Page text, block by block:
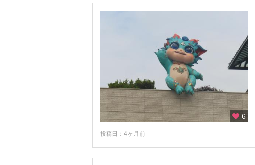
★桂林
★杭州
★広州
★昆明
★三亜
6
投稿日：4ヶ月前